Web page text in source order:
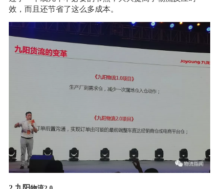
效，而且还节省了这么多成本。